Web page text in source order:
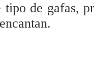
tipo de gafas,